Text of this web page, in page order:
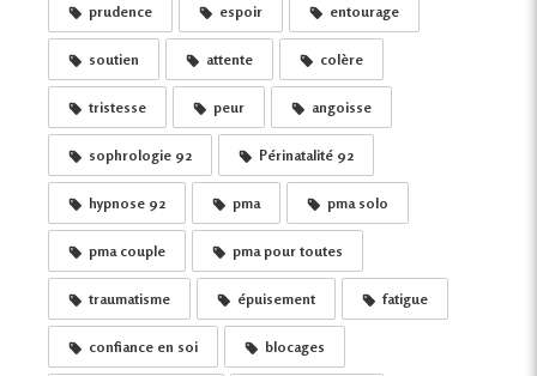
prudence espoir entourage
soutien attente colère
tristesse peur angoisse
sophrologie 92 Périnatalité 92
hypnose 92 pma pma solo
pma couple pma pour toutes
traumatisme épuisement fatigue
confiance en soi blocages